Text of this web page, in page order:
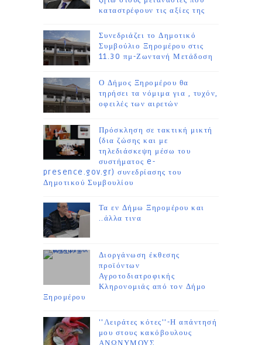
καταστρέφουν τις αξίες της
Συνεδριάζει το Δημοτικό
Συμβούλιο Ξηρομέρου στις
11.30 πμ-Ζωντανή Μετάδοση
Ο Δήμος Ξηρομέρου θα
τηρήσει τα νόμιμα για , τυχόν,
οφειλές των αιρετών
Πρόσκληση σε τακτική μικτή
(δια ζώσης και με
τηλεδιάσκεψη μέσω του
συστήματος e-
presence.gov.gr) συνεδρίασης του
Δημοτικού Συμβουλίου
Τα εν Δήμω Ξηρομέρου και
..άλλα τινα
Διοργάνωση έκθεσης
προϊόντων
Αγροτοδιατροφικής
Κληρονομιάς από τον Δήμο
Ξηρομέρου
''Λειράτες κότες''-Η απάντησή
μου στους κακόβουλους